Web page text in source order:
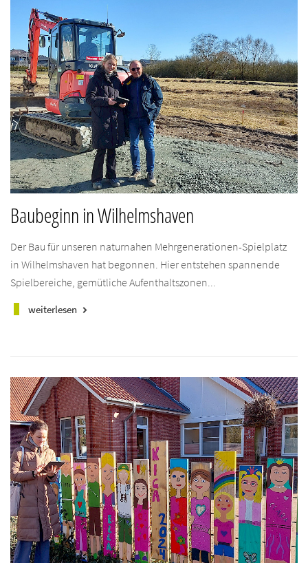
Baubeginn in Wilhelmshaven
Der Bau für unseren naturnahen Mehrgenerationen-Spielplatz
in Wilhelmshaven hat begonnen. Hier entstehen spannende
Spielbereiche, gemütliche Aufenthaltszonen...
weiterlesen keyboard_arrow_right